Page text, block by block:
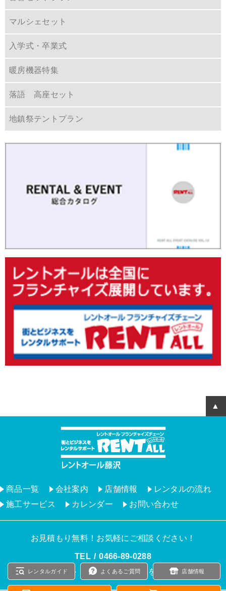
マルシェセット
入学式・卒業式
暖房機器特集
落語 高座セット
地鎮祭テントプラン
レンタルガイド よくあるご質問 店舗情報
商品一覧 会社案内 店舗情報
レンタルの流れ
施工サービス
カレンダー お問い合わせ
お見積もり無料！お気軽にご相談ください！
TEL
0466‐89‐0288
9：00 ～ 17：00（土日祝日を除く）